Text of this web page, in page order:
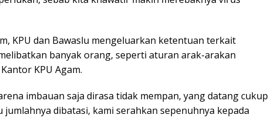
KPU dan Bawaslu mengeluarkan ketentuan terkait
banyak orang, seperti aturan arak-arakan
KPU Agam.
imbauan saja dirasa tidak mempan, yang datang cukup
dibatasi, kami serahkan sepenuhnya kepada